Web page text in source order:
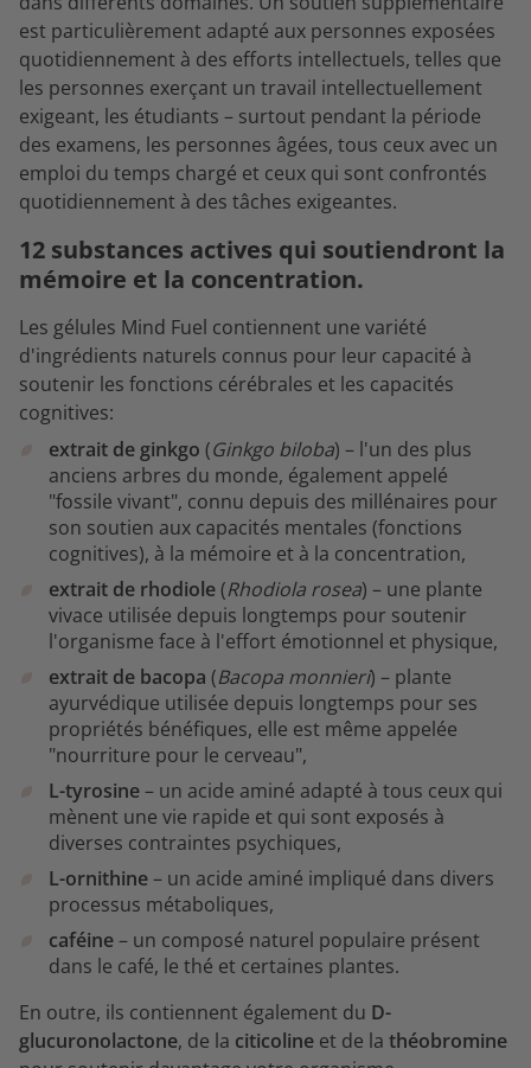
est particulièrement adapté aux personnes exposées
quotidiennement à des efforts intellectuels, telles que
les personnes exerçant un travail intellectuellement
exigeant, les étudiants – surtout pendant la période
des examens, les personnes âgées, tous ceux avec un
emploi du temps chargé et ceux qui sont confrontés
quotidiennement à des tâches exigeantes.
12 substances actives qui soutiendront la
mémoire et la concentration.
Les gélules Mind Fuel contiennent une variété
d'ingrédients naturels connus pour leur capacité à
soutenir les fonctions cérébrales et les capacités
cognitives:
extrait de ginkgo (Ginkgo biloba) – l'un des plus
anciens arbres du monde, également appelé
"fossile vivant", connu depuis des millénaires pour
son soutien aux capacités mentales (fonctions
cognitives), à la mémoire et à la concentration,
extrait de rhodiole(Rhodiola rosea) – une plante
vivace utilisée depuis longtemps pour soutenir
l'organisme face à l'effort émotionnel et physique,
extrait de bacopa (Bacopa monnieri) – plante
ayurvédique utilisée depuis longtemps pour ses
propriétés bénéfiques, elle est même appelée
"nourriture pour le cerveau",
L-tyrosine– un acide aminé adapté à tous ceux qui
mènent une vie rapide et qui sont exposés à
diverses contraintes psychiques,
L-ornithine– un acide aminé impliqué dans divers
processus métaboliques,
caféine– un composé naturel populaire présent
dans le café, le thé et certaines plantes.
En outre, ils contiennent également du D-
glucuronolactone, de la citicoline et de la théobromine